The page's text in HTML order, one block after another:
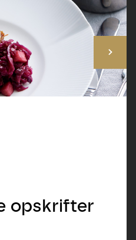
opskrifter